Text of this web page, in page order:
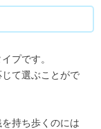
プです。
て選ぶことがで
持ち歩くのには